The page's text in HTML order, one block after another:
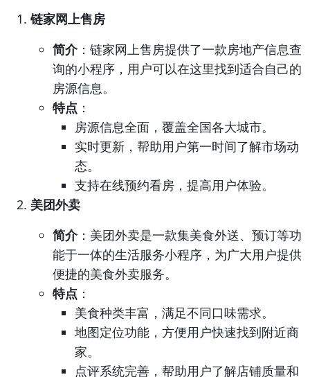
链家网上售房
简介：链家网上售房提供了一款房地产信息查
询的小程序，用户可以在这里找到适合自己的
房源信息。
特点 ：
房源信息全面，覆盖全国各大城市。
实时更新，帮助用户第一时间了解市场动
态。
支持在线预约看房，提高用户体验。
美团外卖
简介：美团外卖是一款集美食外送、预订等功
能于一体的生活服务小程序，为广大用户提供
便捷的美食外卖服务。
特点 ：
美食种类丰富，满足不同口味需求。
地图定位功能，方便用户快速找到附近商
家。
点评系统完善，帮助用户了解店铺质量和